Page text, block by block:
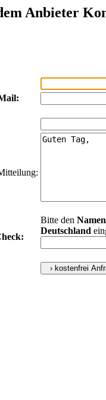
Anbieter
Bitte den Namen
Deutschland